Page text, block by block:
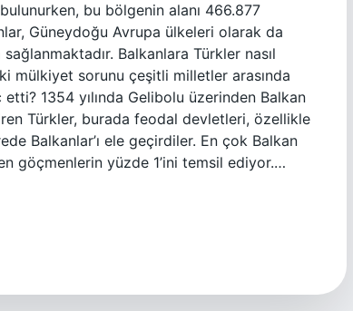
bu bölgenin alanı 466.877
Güneydoğu Avrupa ülkeleri olarak da
Balkanlara Türkler nasıl
mülkiyet sorunu çeşitli milletler arasında
1354 yılında Gelibolu üzerinden Balkan
Türkler, burada feodal devletleri, özellikle
Balkanlar’ı ele geçirdiler. En çok Balkan
göçmenlerin yüzde 1’ini temsil ediyor.…